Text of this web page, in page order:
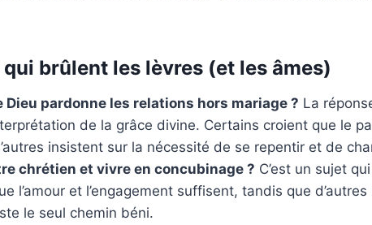
brûlent les lèvres (et les âmes)
Dieu pardonne les relations hors mariage ? La
de la grâce divine. Certains croient que le
insistent sur la nécessité de se repentir et de
chrétien et vivre en concubinage ? C’est un sujet
l’amour et l’engagement suffisent, tandis que
le seul chemin béni.